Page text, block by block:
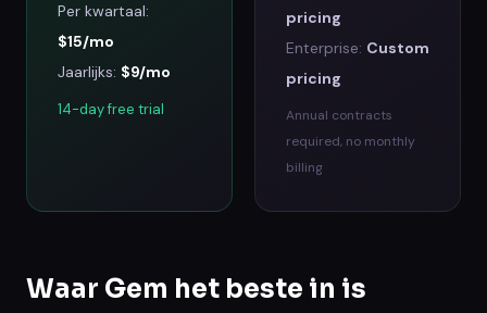
Per kwartaal:
$15/mo
Jaarlijks: $9/mo
14-day free trial
pricing
Enterprise: Custom
pricing
Annual contracts
required, no monthly
billing
Waar Gem het beste in is